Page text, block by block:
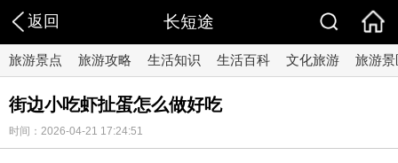
返回 长短途
旅游景点 旅游攻略 生活知识 生活百科 文化旅游 旅游景
街边小吃虾扯蛋怎么做好吃
时间：2026-04-21 17:24:51